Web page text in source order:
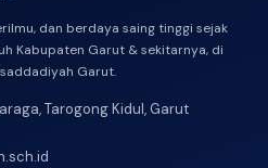
dan berdaya saing tinggi sejak
Kabupaten Garut & sekitarnya, di
Garut.
Tarogong Kidul, Garut